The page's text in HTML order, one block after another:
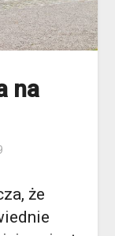
na
że